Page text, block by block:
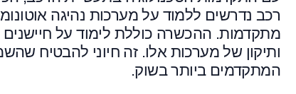
רכב נדרשים ללמוד על מערכות נהיגה
מתקדמות. ההכשרה כוללת לימוד על
ותיקון של מערכות אלו. זה חיוני להבטיח
המתקדמים ביותר בשוק.